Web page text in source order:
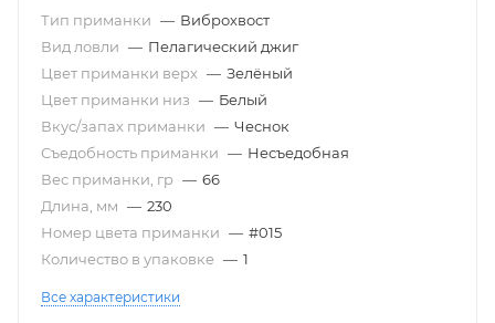
Тип приманки — Виброхвост
Вид ловли — Пелагический джиг
Цвет приманки верх — Зелёный
Цвет приманки низ — Белый
Вкус/запах приманки — Чеснок
Съедобность приманки — Несъедобная
Вес приманки, гр — 66
Длина, мм — 230
Номер цвета приманки — #015
Количество в упаковке — 1
Все характеристики